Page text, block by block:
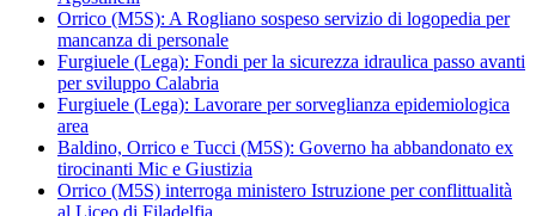
Orrico (M5S): A Rogliano sospeso servizio di logopedia per
mancanza di personale
Furgiuele (Lega): Fondi per la sicurezza idraulica passo avanti
per sviluppo Calabria
Furgiuele (Lega): Lavorare per sorveglianza epidemiologica
area
Baldino, Orrico e Tucci (M5S): Governo ha abbandonato ex
tirocinanti Mic e Giustizia
Orrico (M5S) interroga ministero Istruzione per conflittualità
al Liceo di Filadelfia